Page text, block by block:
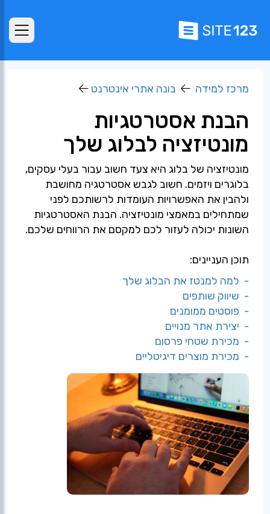
מרכז למידה בונה אתרי אינטרנט
הבנת אסטרטגיות
מונטיזציה לבלוג שלך
מונטיזציה של בלוג היא צעד חשוב עבור בעלי עסקים,
בלוגרים ויזמים. חשוב לגבש אסטרטגיה מחושבת
ולהבין את האפשרויות העומדות לרשותכם לפני
שמתחילים במאמצי מונטיזציה. הבנת האסטרטגיות
השונות יכולה לעזור לכם למקסם את הרווחים שלכם.
תוכן העניינים:
- למה למנטז את הבלוג שלך
- שיווק שותפים
- פוסטים ממומנים
- יצירת אתר מנויים
- מכירת שטחי פרסום
- מכירת מוצרים דיגיטליים